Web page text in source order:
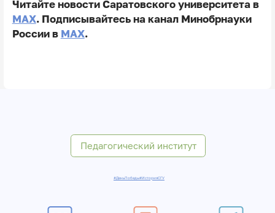
Читайте новости Саратовского университета в
MAX. Подписывайтесь на канал Минобрнауки
России в MAX.
Педагогический институт
#ДеньПобеды#ИсторияСГУ